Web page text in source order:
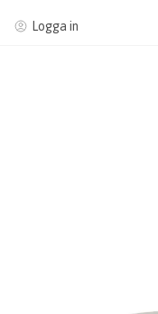
Logga in